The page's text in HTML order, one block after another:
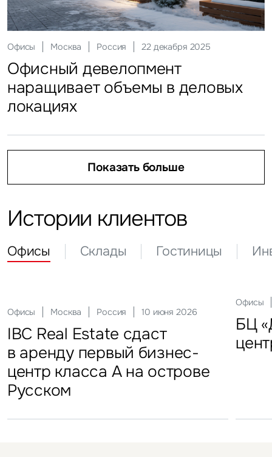
Офисы Москва Россия 22 декабря 2025
Офисный девелопмент
наращивает объемы в деловых
локациях
Показать больше
Склады Москва Россия 25 февраля 2026
Регионы приросли складами
Ритейл 03 апреля 2026
Кто продает на маркетплейсах
Гостиницы Москва Россия 19 мая 2026
Гости столицы идут на неделю
Показать больше
Инвесторы присмотрелись
к регионам
Показать больше
Истории клиентов
Офисы Склады Гостиницы
Офисы Москва Россия 10 июня 2026
IBC Real Estate сдаст
в аренду первый бизнес-
центр класса А на острове
Русском
Офисы
БЦ
FFF group – новый резидент
«Атлант-Парк»
Гостиницы Москва Россия 18 ноября 2025
Новый Crocus Fitness
Петровский парк откроется
в отеле Hyatt Regency
Инвестиции Москва Россия 22 мая 2025
Один из крупнейших
гостиничных комплексов
Подмосковья перешел
под управление компании
29
«Солнце Москвы», ВДНХ